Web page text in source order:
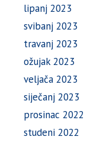
lipanj 2023
svibanj 2023
travanj 2023
ožujak 2023
veljača 2023
siječanj 2023
prosinac 2022
studeni 2022